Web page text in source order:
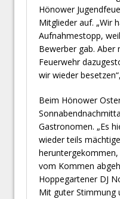
Hönower
Mitglieder auf. „Wir
Aufnahmestopp,
Bewerber gab. Aber
Feuerwehr
wir wieder
Beim Hönower
Gastronomen. „Es
wieder teils
vom Kommen
Hoppegartener DJ
Mit guter Stimmung